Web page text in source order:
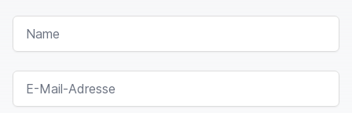
NAME
E-MAIL-ADRESSE